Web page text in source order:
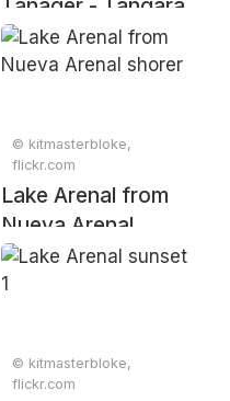
Tanager - Tangara
gyrola, Canopy San
Luis, Alajuela,
© kitmasterbloke,
flickr.com
Lake Arenal from
Nueva Arenal
shorer
© kitmasterbloke,
flickr.com